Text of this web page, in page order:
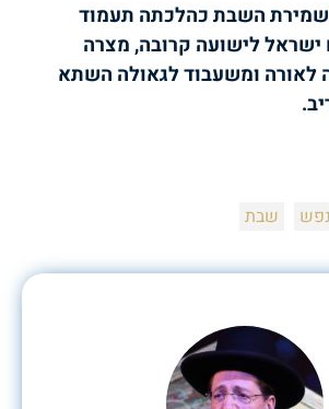
שמירת השבת כהלכתה תעמוד
לישועה קרובה, מצרה
לאורה ומשעבוד לגאולה השתא
שבת